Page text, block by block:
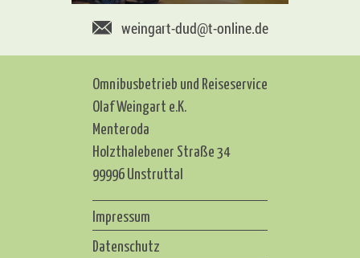
weingart-dud@t-online.de
Omnibusbetrieb und Reiseservice
Olaf Weingart e.K.
Menteroda
Holzthalebener Straße 34
99996 Unstruttal
Impressum
Datenschutz